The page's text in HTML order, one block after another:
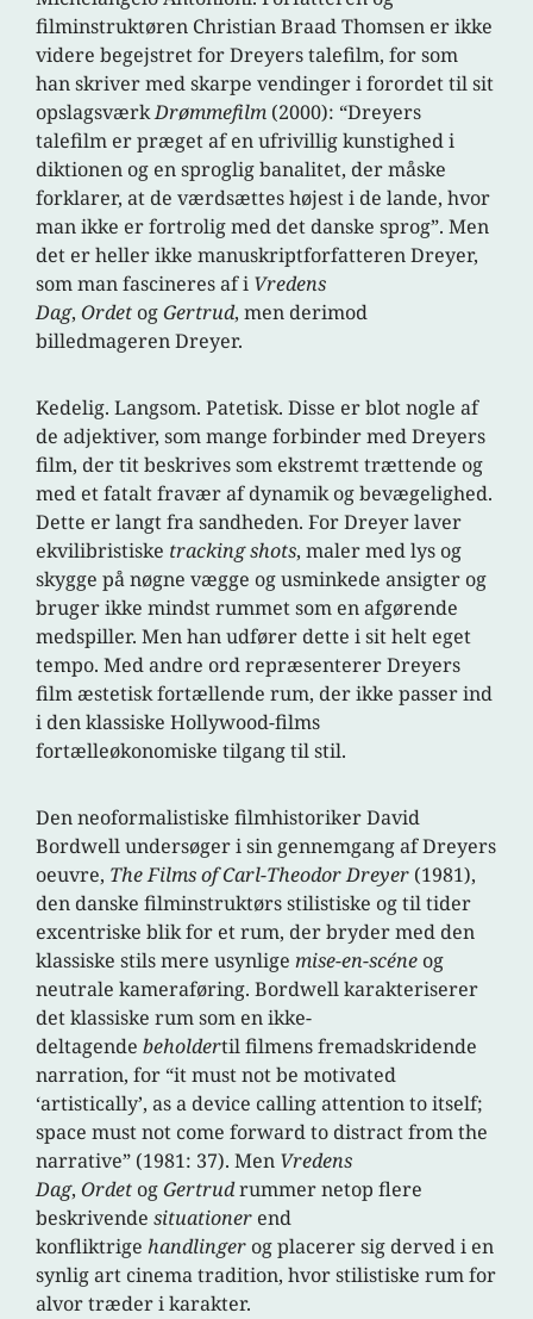
filminstruktøren Christian Braad Thomsen er ikke
videre begejstret for Dreyers talefilm, for som
han skriver med skarpe vendinger i forordet til sit
opslagsværkDrømmefilm (2000): “Dreyers
talefilm er præget af en ufrivillig kunstighed i
diktionen og en sproglig banalitet, der måske
forklarer, at de værdsættes højest i de lande, hvor
man ikke er fortrolig med det danske sprog”. Men
det er heller ikke manuskriptforfatteren Dreyer,
som man fascineres af i Vredens
Dag,Ordet ogGertrud, men derimod
billedmageren Dreyer.
Kedelig. Langsom. Patetisk. Disse er blot nogle af
de adjektiver, som mange forbinder med Dreyers
film, der tit beskrives som ekstremt trættende og
med et fatalt fravær af dynamik og bevægelighed.
Dette er langt fra sandheden. For Dreyer laver
ekvilibristiske tracking shots, maler med lys og
skygge på nøgne vægge og usminkede ansigter og
bruger ikke mindst rummet som en afgørende
medspiller. Men han udfører dette i sit helt eget
tempo. Med andre ord repræsenterer Dreyers
film æstetisk fortællende rum, der ikke passer ind
i den klassiske Hollywood-films
fortælleøkonomiske tilgang til stil.
Den neoformalistiske filmhistoriker David
Bordwell undersøger i sin gennemgang af Dreyers
oeuvre, The Films of Carl-Theodor Dreyer (1981),
den danske filminstruktørs stilistiske og til tider
excentriske blik for et rum, der bryder med den
klassiske stils mere usynligemise-en-scéne og
neutrale kameraføring. Bordwell karakteriserer
det klassiske rum som en ikke-
deltagendebeholdertil filmens fremadskridende
narration, for “it must not be motivated
‘artistically’, as a device calling attention to itself;
space must not come forward to distract from the
narrative” (1981: 37). Men Vredens
Dag,Ordet ogGertrudrummer netop flere
beskrivendesituationer end
konfliktrigehandlinger og placerer sig derved i en
synlig art cinema tradition, hvor stilistiske rum for
alvor træder i karakter.